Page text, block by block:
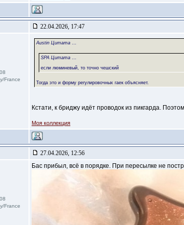
22.04.2026, 17:47
France
Austin Цитата ...
SPA Цитата ...
если люминевый, то точно чешский
Тогда это и форму регулировочных гаек объясняет.
Кстати, к бриджу идёт проводок из пикгарда.
Моя коллекция
27.04.2026, 12:56
France
Бас прибыл, всё в порядке. При пересылке не